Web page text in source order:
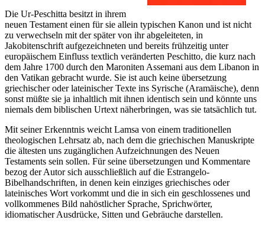
Die Ur-Peschitta besitzt in ihrem
neuen Testament einen für sie allein typischen Kanon und ist nicht
zu verwechseln mit der später von ihr abgeleiteten, in
Jakobitenschrift aufgezeichneten und bereits frühzeitig unter
europäischem Einfluss textlich veränderten Peschitto, die kurz nach
dem Jahre 1700 durch den Maroniten Assemani aus dem Libanon in
den Vatikan gebracht wurde. Sie ist auch keine übersetzung
griechischer oder lateinischer Texte ins Syrische (Aramäische), denn
sonst müßte sie ja inhaltlich mit ihnen identisch sein und könnte uns
niemals dem biblischen Urtext näherbringen, was sie tatsächlich tut.
Mit seiner Erkenntnis weicht Lamsa von einem traditionellen
theologischen Lehrsatz ab, nach dem die griechischen Manuskripte
die ältesten uns zugänglichen Aufzeichnungen des Neuen
Testaments sein sollen. Für seine übersetzungen und Kommentare
bezog der Autor sich ausschließlich auf die Estrangelo-
Bibelhandschriften, in denen kein einziges griechisches oder
lateinisches Wort vorkommt und die in sich ein geschlossenes und
vollkommenes Bild nahöstlicher Sprache, Sprichwörter,
idiomatischer Ausdrücke, Sitten und Gebräuche darstellen.